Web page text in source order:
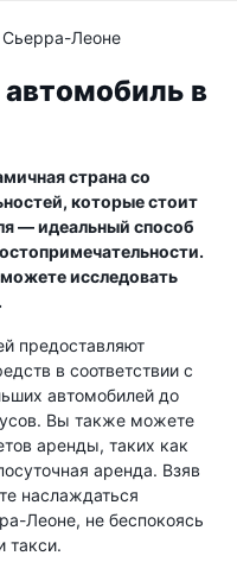
Сьерра-Леоне
в
страна со
которые стоит
— идеальный способ
исследовать
предоставляют
в соответствии с
автомобилей до
Вы также можете
аренды, таких как
аренда. Взяв
наслаждаться
Леоне, не беспокоясь
такси.